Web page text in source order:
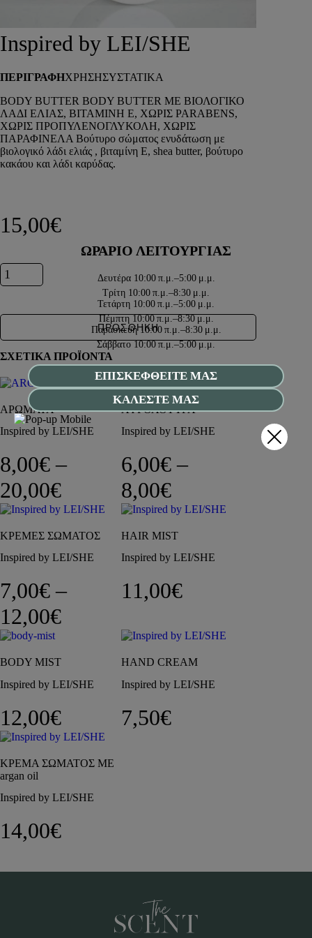
HOROMIA
SPECIAL OFFERS
ΣΥΝΔΕΣΗ
ΚΑΛΑΘΙ
Inspired by LEI/SHE
ΠΕΡΙΓΡΑΦΗΧΡΗΣΗΣΥΣΤΑΤΙΚΑ
BODY BUTTER BODY BUTTER ΜΕ ΒΙΟΛΟΓΙΚΟ
ΛΑΔΙ ΕΛΙΑΣ, ΒΙΤΑΜΙΝΗ Ε, ΧΩΡΙΣ PARABENS,
ΧΩΡΙΣ ΠΡΟΠΥΛΕΝΟΓΛΥΚΟΛΗ, ΧΩΡΙΣ
ΠΑΡΑΦΙΝΕΛΑ Βούτυρο σώματος ενυδάτωση με
βιολογικό λάδι ελιάς , βιταμίνη Ε, shea butter, βούτυρο
κακάου και λάδι καρύδας.
15,00€
Inspired by LEI/SHE ποσότητα
ΠΡΟΣΘΗΚΗ
ΣΧΕΤΙΚΑ ΠΡΟΪΟΝΤΑ
ΑΡΩΜΑΤΑ
Inspired by LEI/SHE
8,00€ –
20,00€Price range: 8,00€ through
ΑΦΡΟΛΟΥΤΡΑ
Inspired by LEI/SHE
6,00€ –
8,00€Price range:
ΚΡΕΜΕΣ ΣΩΜΑΤΟΣ
Inspired by LEI/SHE
7,00€ –
12,00€Price range: 7,00€ through
HAIR MIST
Inspired by LEI/SHE
11,00€
BODY MIST
Inspired by LEI/SHE
12,00€
HAND CREAM
Inspired by LEI/SHE
7,50€
ΚΡΕΜΑ ΣΩΜΑΤΟΣ ΜΕ
argan oil
Inspired by LEI/SHE
14,00€
ΩΡΑΡΙΟ ΛΕΙΤΟΥΡΓΙΑΣ
Δευτέρα 10:00 π.μ.–5:00 μ.μ.
Τρίτη 10:00 π.μ.–8:30 μ.μ.
Τετάρτη 10:00 π.μ.–5:00 μ.μ.
Πέμπτη 10:00 π.μ.–8:30 μ.μ.
Παρασκευή10:00 π.μ.–8:30 μ.μ.
Σάββατο 10:00 π.μ.–5:00 μ.μ.
ΕΠΙΣΚΕΦΘΕΙΤΕ ΜΑΣ
ΚΑΛΕΣΤΕ ΜΑΣ